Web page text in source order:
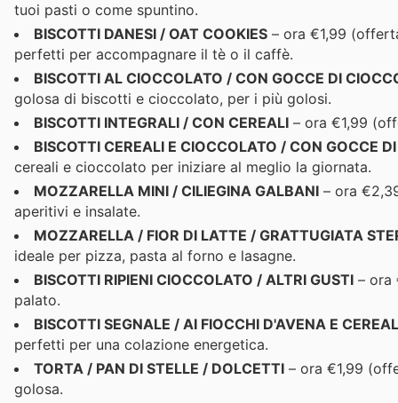
tuoi pasti o come spuntino.
BISCOTTI DANESI / OAT COOKIES – ora €1,99
perfetti per accompagnare il tè o il caffè.
BISCOTTI AL CIOCCOLATO / CON GOCCE DI
golosa di biscotti e cioccolato, per i più golosi.
BISCOTTI INTEGRALI / CON CEREALI – ora €1,99
BISCOTTI CEREALI E CIOCCOLATO / CON GOCCE
cereali e cioccolato per iniziare al meglio la giornata.
MOZZARELLA MINI / CILIEGINA GALBANI – ora
aperitivi e insalate.
MOZZARELLA / FIOR DI LATTE / GRATTUGIATA
ideale per pizza, pasta al forno e lasagne.
BISCOTTI RIPIENI CIOCCOLATO / ALTRI GUSTI – ora
palato.
BISCOTTI SEGNALE / AI FIOCCHI D'AVENA E
perfetti per una colazione energetica.
TORTA / PAN DI STELLE / DOLCETTI – ora €1,99
golosa.